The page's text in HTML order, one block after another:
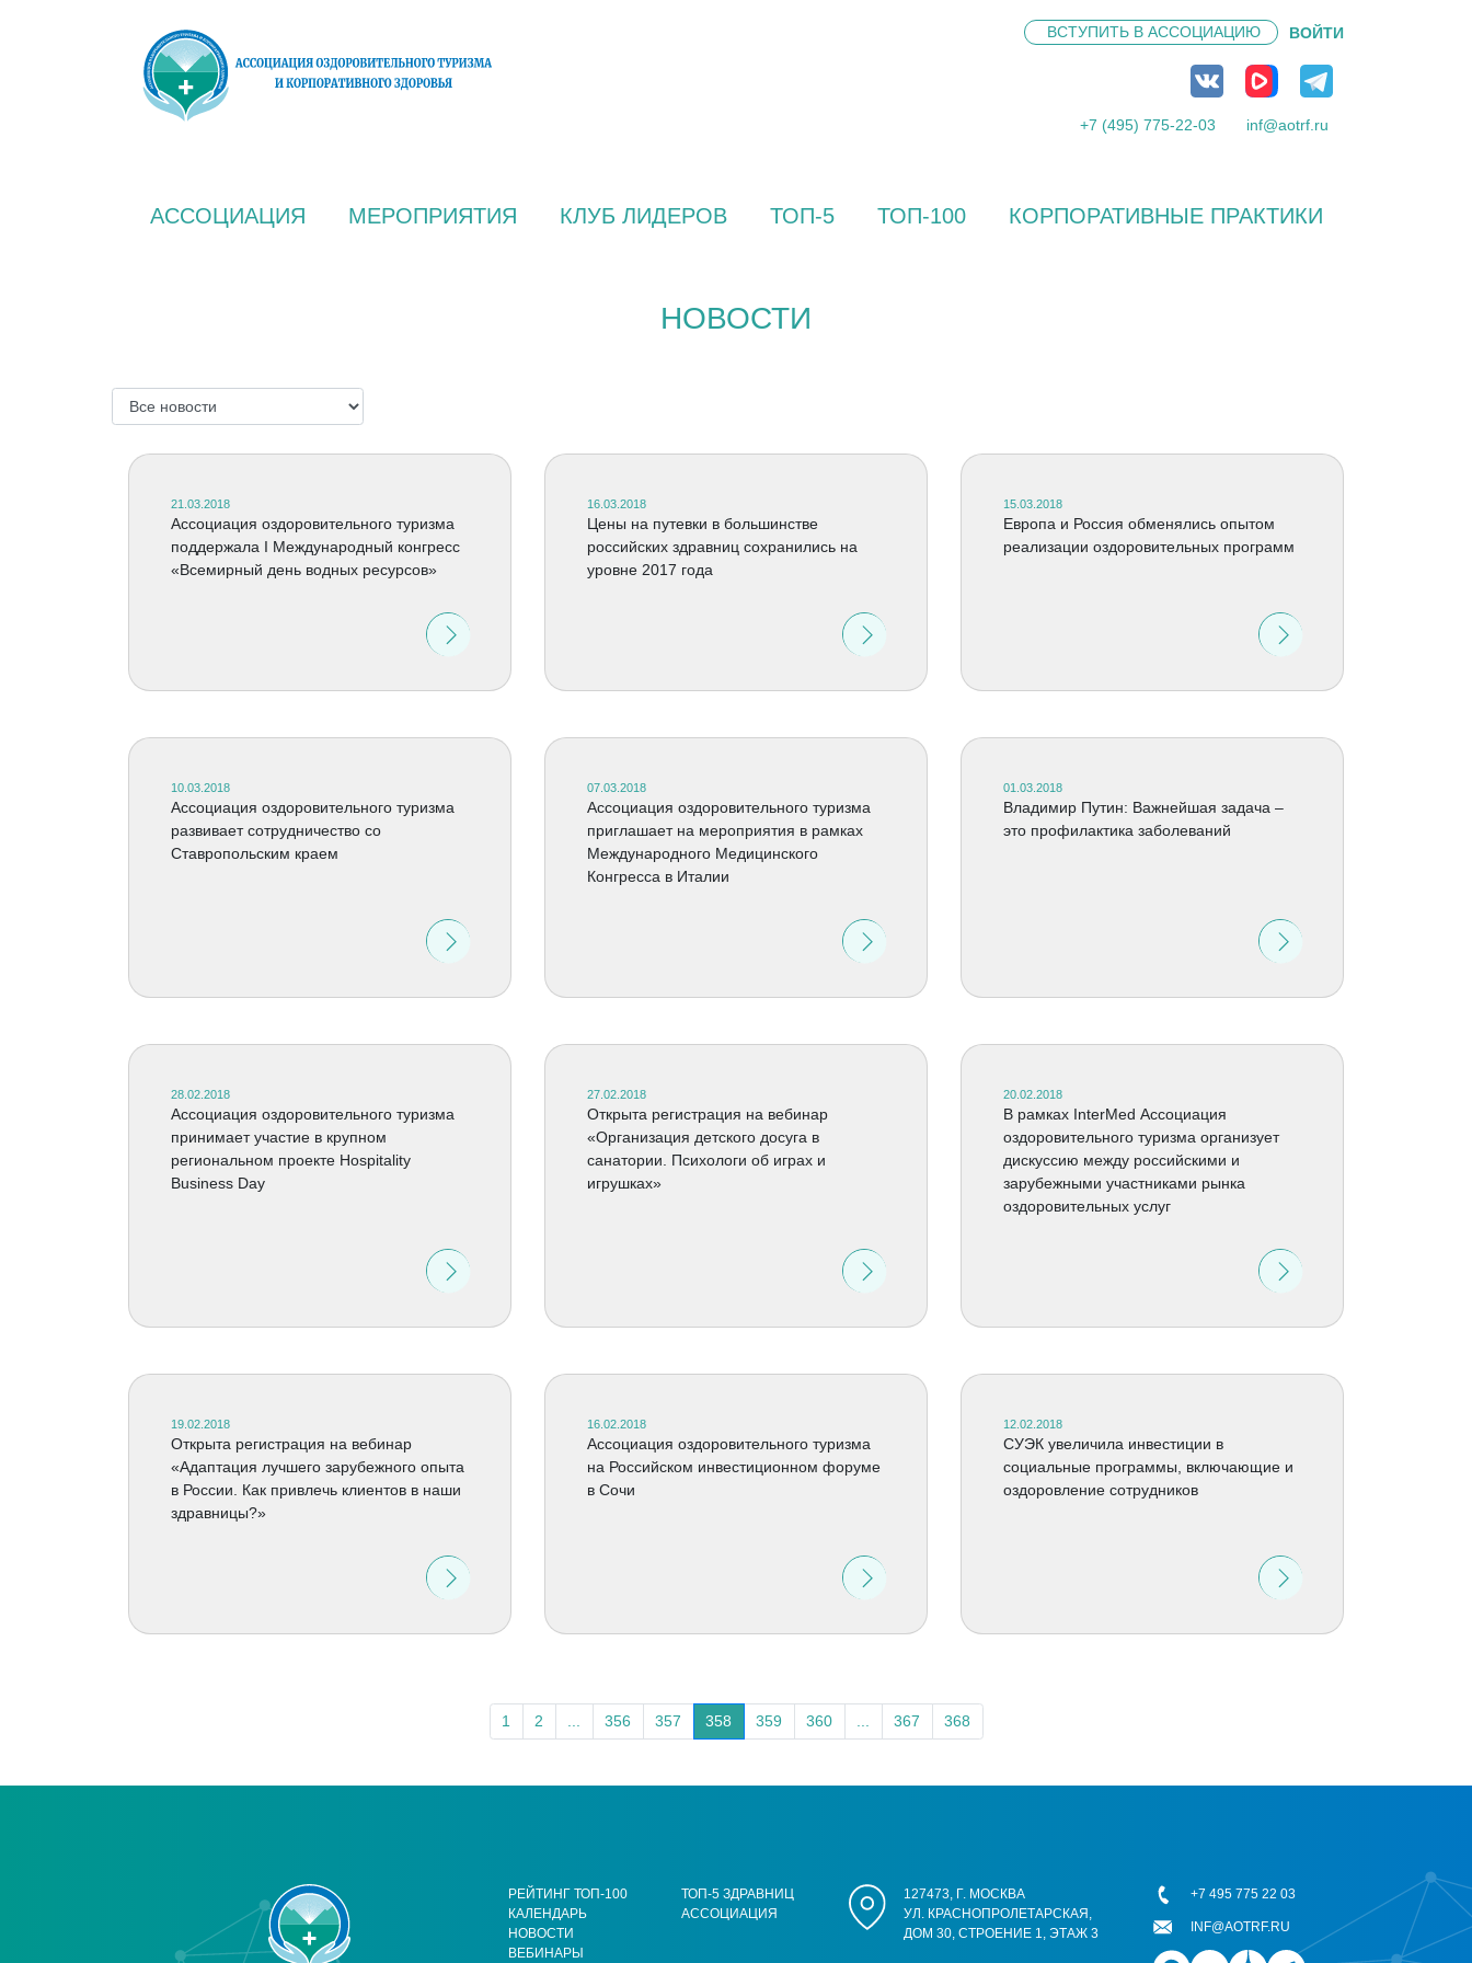
ВСТУПИТЬ В АССОЦИАЦИЮ ВОЙТИ
+7 (495) 775-22-03 inf@aotrf.ru
АССОЦИАЦИЯ МЕРОПРИЯТИЯ КЛУБ ЛИДЕРОВ ТОП-5 ТОП-100 КОРПОРАТИВНЫЕ ПРАКТИКИ
НОВОСТИ
21.03.2018
Ассоциация оздоровительного туризма
поддержала I Международный конгресс
«Всемирный день водных ресурсов»
16.03.2018
Цены на путевки в большинстве
российских здравниц сохранились на
уровне 2017 года
15.03.2018
Европа и Россия обменялись опытом
реализации оздоровительных программ
10.03.2018
Ассоциация оздоровительного туризма
развивает сотрудничество со
Ставропольским краем
07.03.2018
Ассоциация оздоровительного туризма
приглашает на мероприятия в рамках
Международного Медицинского
Конгресса в Италии
01.03.2018
Владимир Путин: Важнейшая задача –
это профилактика заболеваний
28.02.2018
Ассоциация оздоровительного туризма
принимает участие в крупном
региональном проекте Hospitality
Business Day
27.02.2018
Открыта регистрация на вебинар
«Организация детского досуга в
санатории. Психологи об играх и
игрушках»
20.02.2018
В рамках InterMed Ассоциация
оздоровительного туризма организует
дискуссию между российскими и
зарубежными участниками рынка
оздоровительных услуг
19.02.2018
Открыта регистрация на вебинар
«Адаптация лучшего зарубежного опыта
в России. Как привлечь клиентов в наши
здравницы?»
16.02.2018
Ассоциация оздоровительного туризма
на Российском инвестиционном форуме
в Сочи
12.02.2018
СУЭК увеличила инвестиции в
социальные программы, включающие и
оздоровление сотрудников
1 2 356 357 358 359 360 367 368
РЕЙТИНГ ТОП-100
КАЛЕНДАРЬ
НОВОСТИ
ВЕБИНАРЫ
ТОП-5 ЗДРАВНИЦ
АССОЦИАЦИЯ
127473, Г. МОСКВА
УЛ. КРАСНОПРОЛЕТАРСКАЯ,
ДОМ 30, СТРОЕНИЕ 1, ЭТАЖ 3
+7 495 775 22 03
INF@AOTRF.RU